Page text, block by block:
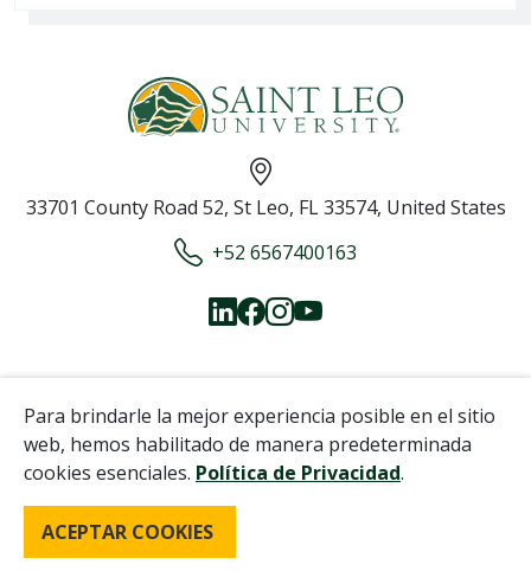
SOLICITAR INFORMACIÓN
33701 County Road 52, St Leo, FL 33574, United States
+52 6567400163
Copyright © 2026
Saint Leo University
Políticas de privacidad
Términos y Condiciones
Para brindarle la mejor experiencia posible en el sitio
web, hemos habilitado de manera predeterminada
cookies esenciales. Política de Privacidad.
ACEPTAR COOKIES